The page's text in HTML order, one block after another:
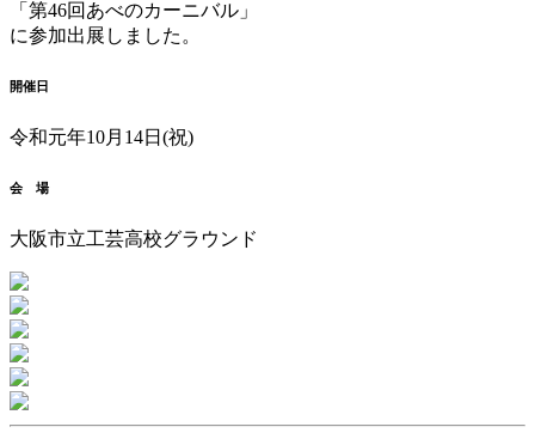
「第46回あべのカーニバル」
に参加出展しました。
開催日
令和元年10月14日(祝)
会 場
大阪市立工芸高校グラウンド